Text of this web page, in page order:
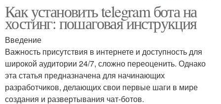
отправки
Как установить telegram бота на
хостинг: пошаговая инструкция
Введение
Важность присутствия в интернете и доступность для
широкой аудитории 24/7, сложно переоценить. Однако
эта статья предназначена для начинающих
разработчиков, делающих свои первые шаги в мире
создания и развертывания чат-ботов.